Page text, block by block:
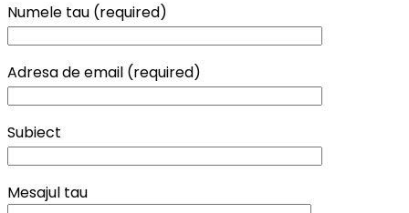
Numele tau (required)
Adresa de email (required)
Subiect
Mesajul tau